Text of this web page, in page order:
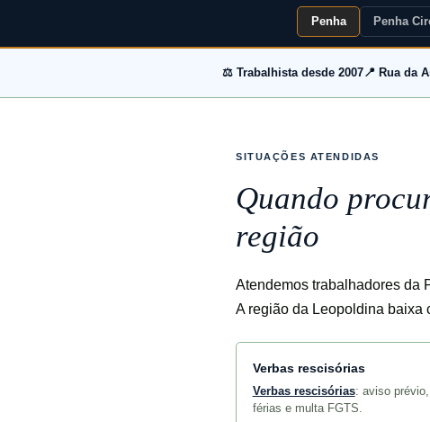
Penha Penha
⚖️ Trabalhista desde 2007📍 Rua da
SITUAÇÕES ATENDIDAS
Quando
região
Atendemos trabalhadores da
A região da Leopoldina baixa
Verbas rescisórias
Verbas rescisórias: aviso prévio,
férias e multa FGTS.